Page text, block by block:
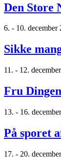
Den Store
6. - 10. december
Sikke
11. - 12.
Fru
13. - 16.
På sporet
17. - 20.